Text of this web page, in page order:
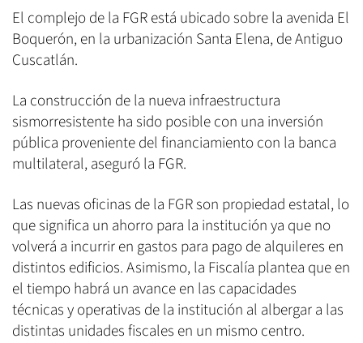
El complejo de la FGR está ubicado sobre la avenida El
Boquerón, en la urbanización Santa Elena, de Antiguo
Cuscatlán.
La construcción de la nueva infraestructura
sismorresistente ha sido posible con una inversión
pública proveniente del financiamiento con la banca
multilateral, aseguró la FGR.
Las nuevas oficinas de la FGR son propiedad estatal, lo
que significa un ahorro para la institución ya que no
volverá a incurrir en gastos para pago de alquileres en
distintos edificios. Asimismo, la Fiscalía plantea que en
el tiempo habrá un avance en las capacidades
técnicas y operativas de la institución al albergar a las
distintas unidades fiscales en un mismo centro.